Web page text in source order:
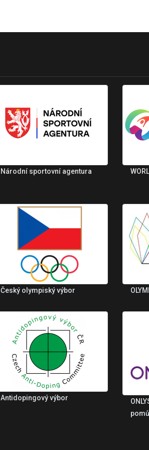
Národní sportovní agentura
Český olympiský výbor
Antidopingový výbor